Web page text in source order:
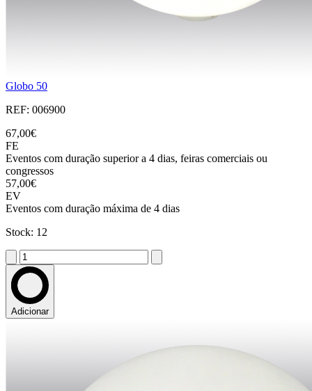
Globo 50
REF: 006900
67,00€
FE
Eventos com duração superior a 4 dias, feiras comerciais ou
congressos
57,00€
EV
Eventos com duração máxima de 4 dias
Stock: 12
Adicionar